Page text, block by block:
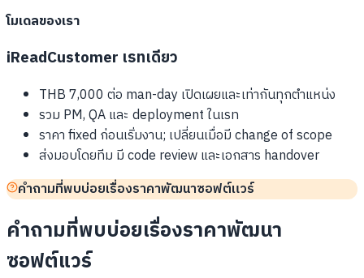
โมเดลของเรา
iReadCustomer เรทเดียว
THB 7,000 ต่อ man-day เปิดเผยและเท่ากันทุกตำแหน่ง
รวม PM, QA และ deployment ในเรท
ราคา fixed ก่อนเริ่มงาน; เปลี่ยนเมื่อมี change of scope
ส่งมอบโดยทีม มี code review และเอกสาร handover
คำถามที่พบบ่อยเรื่องราคาพัฒนาซอฟต์แวร์
คำถามที่พบบ่อยเรื่องราคาพัฒนา
ซอฟต์แวร์